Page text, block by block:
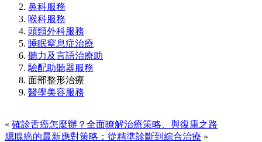
鼻科服務
喉科服務
頭頸外科服務
睡眠窒息症治療
聽力及言語治療助
驗配助聽器服務
面部整形治療
醫學美容服務
« 確診舌癌怎麼辦？全面瞭解治療策略、與復康之路
腮腺癌的最新應對策略：從精準診斷到綜合治療 »